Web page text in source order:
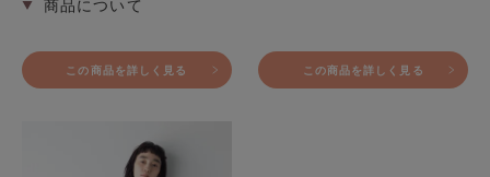
この商品を詳しく見る この商品を詳しく見る